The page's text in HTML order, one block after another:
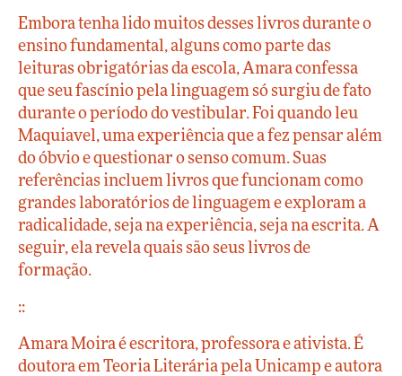
Embora tenha lido muitos desses livros durante o
ensino fundamental, alguns como parte das
leituras obrigatórias da escola, Amara confessa
que seu fascínio pela linguagem só surgiu de fato
durante o período do vestibular. Foi quando leu
Maquiavel, uma experiência que a fez pensar além
do óbvio e questionar o senso comum. Suas
referências incluem livros que funcionam como
grandes laboratórios de linguagem e exploram a
radicalidade, seja na experiência, seja na escrita. A
seguir, ela revela quais são seus livros de
formação.
::
Amara Moira é escritora, professora e ativista. É
doutora em Teoria Literária pela Unicamp e autora